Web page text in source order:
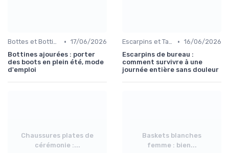
Bottes et Bottines • 17/06/2026
Bottines ajourées : porter
des boots en plein été, mode
d'emploi
Escarpins et Talons • 16/06/2026
Escarpins de bureau :
comment survivre à une
journée entière sans douleur
Chaussures plates de
cérémonie :...
Baskets blanches
femme : bien...